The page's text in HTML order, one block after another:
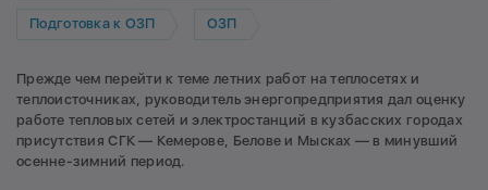
Подготовка к ОЗП ОЗП
Прежде чем перейти к теме летних работ на теплосетях и
теплоисточниках, руководитель энергопредприятия дал оценку
работе тепловых сетей и электростанций в кузбасских городах
присутствия СГК — Кемерове, Белове и Мысках — в минувший
осенне-зимний период.